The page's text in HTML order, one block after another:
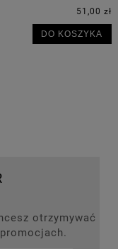
51,00 zł
DO KOSZYKA
otrzymywać